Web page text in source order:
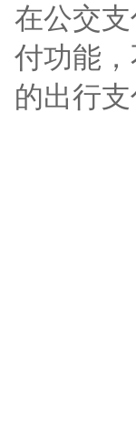
在公交
付功能
的出行